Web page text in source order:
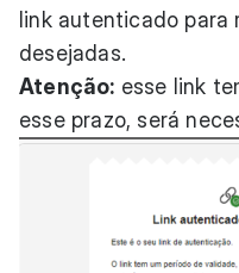
link autenticado para
desejadas.
Atenção: esse link
esse prazo, será